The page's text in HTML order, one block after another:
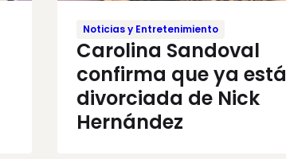
Noticias y Entretenimiento
Carolina Sandoval
confirma que ya está
divorciada de Nick
Hernández